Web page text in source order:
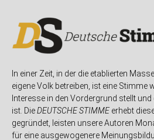
In einer Zeit, in der die etablierten
eigene Volk betreiben, ist eine Stimme
Interesse in den Vordergrund stellt
ist. DieDEUTSCHE STIMMEerhebt
gegründet, leisten unsere Autoren
für eine ausgewogenere